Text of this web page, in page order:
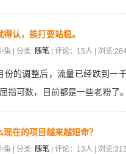
务都没有，这不搞笑么，所以
得认，挨打要站稳。
兔 | 分类: 随笔 | 评论：15人 | 浏览
份的调整后，流量已经跌到一
指可数，目前都是一些老粉了
用户赚不到钱，我自然也赚不
现在的项目越来越短命？
兔 | 分类: 随笔 | 评论：13人 | 浏览